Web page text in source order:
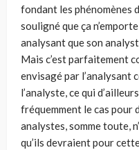
fondant les phénomènes
souligné que ça
analysant que son
Mais c’est parfaitement
envisagé par l’analysant
l’analyste, ce qui
fréquemment le cas pour
analystes, somme toute,
qu’ils devraient pour